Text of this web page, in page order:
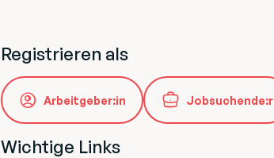
Registrieren als
Arbeitgeber:in Jobsuchende:r
Wichtige Links